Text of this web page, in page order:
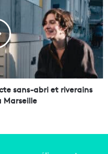
sans-abri et riverains
Marseille